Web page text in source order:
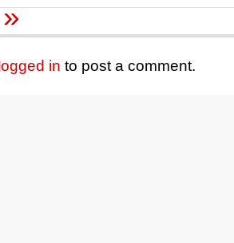
»
logged in to post a comment.